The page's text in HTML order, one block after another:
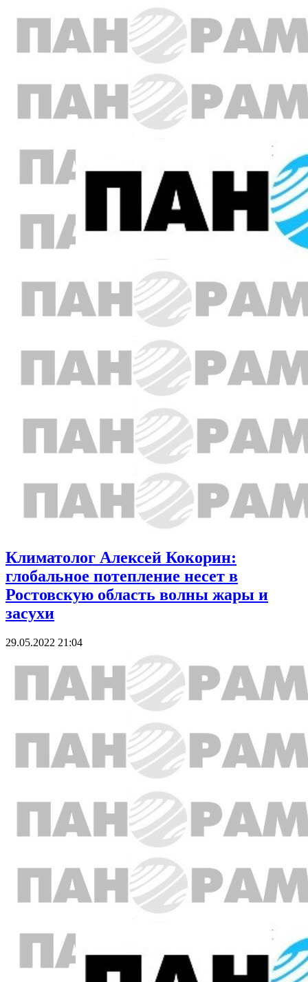
Климатолог Алексей Кокорин:
глобальное потепление несет в
Ростовскую область волны жары и
засухи
29.05.2022 21:04